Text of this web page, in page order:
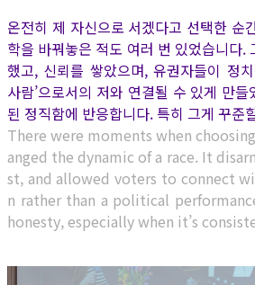
온전히 제 자신으로 서겠다고 선택한 순
학을 바꿔놓은 적도 여러 번 있었습니다.
했고, 신뢰를 쌓았으며, 유권자들이 정
사람’으로서의 저와 연결될 수 있게 만
된 정직함에 반응합니다. 특히 그게 꾸준
There were moments when
anged the dynamic of a race. It
st, and allowed voters to connect
n rather than a political
honesty, especially when it’s